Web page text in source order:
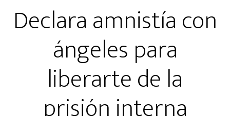
Declara amnistía con
ángeles para
liberarte de la